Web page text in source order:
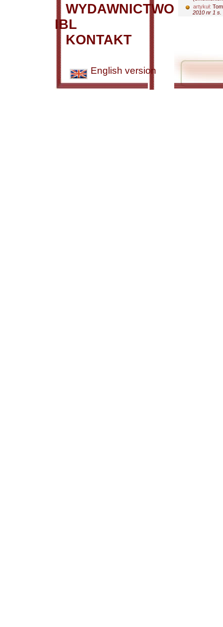
WYDAWNICTWO
IBL
KONTAKT
English version
artykuł:
2010 nr 1 s.